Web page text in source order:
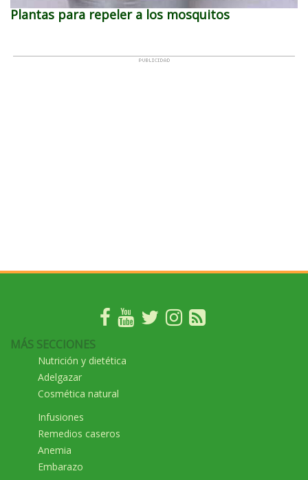
Plantas para repeler a los mosquitos
MÁS SECCIONES
Nutrición y dietética
Adelgazar
Cosmética natural
Infusiones
Remedios caseros
Anemia
Embarazo